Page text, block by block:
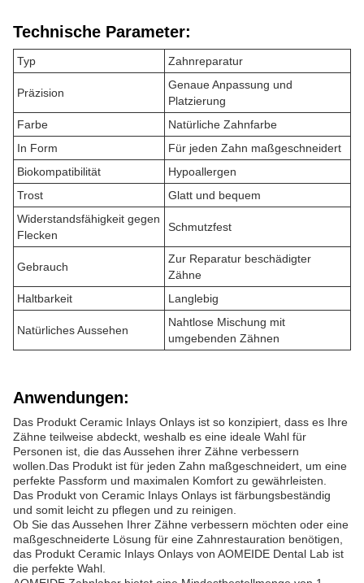
Technische Parameter:
Typ Zahnreparatur
Präzision
Genaue Anpassung und
Platzierung
Farbe
Natürliche Zahnfarbe
In Form
Für jeden Zahn maßgeschneidert
Biokompatibilität
Hypoallergen
Trost
Glatt und bequem
Widerstandsfähigkeit gegen
Flecken
Schmutzfest
Gebrauch
Zur Reparatur beschädigter
Zähne
Haltbarkeit
Langlebig
Natürliches Aussehen
Nahtlose Mischung mit
umgebenden Zähnen
Anwendungen:
Das Produkt Ceramic Inlays Onlays ist so konzipiert, dass es Ihre
Zähne teilweise abdeckt, weshalb es eine ideale Wahl für
Personen ist, die das Aussehen ihrer Zähne verbessern
wollen.Das Produkt ist für jeden Zahn maßgeschneidert, um eine
perfekte Passform und maximalen Komfort zu gewährleisten.
Das Produkt von Ceramic Inlays Onlays ist färbungsbeständig
und somit leicht zu pflegen und zu reinigen.
Ob Sie das Aussehen Ihrer Zähne verbessern möchten oder eine
maßgeschneiderte Lösung für eine Zahnrestauration benötigen,
das Produkt Ceramic Inlays Onlays von AOMEIDE Dental Lab ist
die perfekte Wahl.